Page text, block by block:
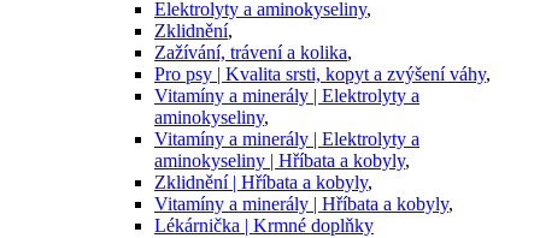
Elektrolyty a aminokyseliny,
Zklidnění,
Zažívání, trávení a kolika,
Pro psy | Kvalita srsti, kopyt a zvýšení váhy,
Vitamíny a minerály | Elektrolyty a
aminokyseliny,
Vitamíny a minerály | Elektrolyty a
aminokyseliny | Hříbata a kobyly,
Zklidnění | Hříbata a kobyly,
Vitamíny a minerály | Hříbata a kobyly,
Lékárnička | Krmné doplňky